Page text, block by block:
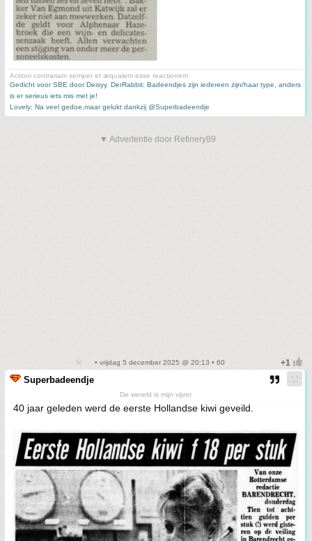
Actioni contrariam semper et æqualem esse reactionem
Gedicht voor SBE door Deisyy, DerRabbit: Badeendjes zijn iedereen zijn/haar type, anders
is er serieus iets mis met je!
Lovely: Na veel gedoe,maar gelukt dankzij @Superbadeendje
▼ Advertentie door Refinery89
• vrijdag 5 december 2025 @ 20:13 • 60
Superbadeendje
De wereld is mijn vijver
40 jaar geleden werd de eerste Hollandse kiwi geveild.